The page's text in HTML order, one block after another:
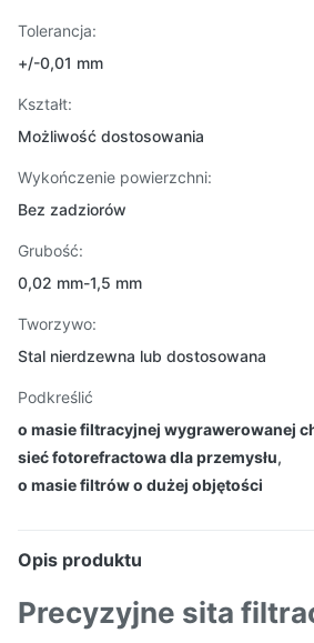
Tolerancja:
+/-0,01 mm
Kształt:
Możliwość dostosowania
Wykończenie powierzchni:
Bez zadziorów
Grubość:
0,02 mm-1,5 mm
Tworzywo:
Stal nierdzewna lub dostosowana
Podkreślić
o masie filtracyjnej wygrawerowanej
sieć fotorefractowa dla przemysłu,
o masie filtrów o dużej objętości
Opis produktu
Precyzyjne sita